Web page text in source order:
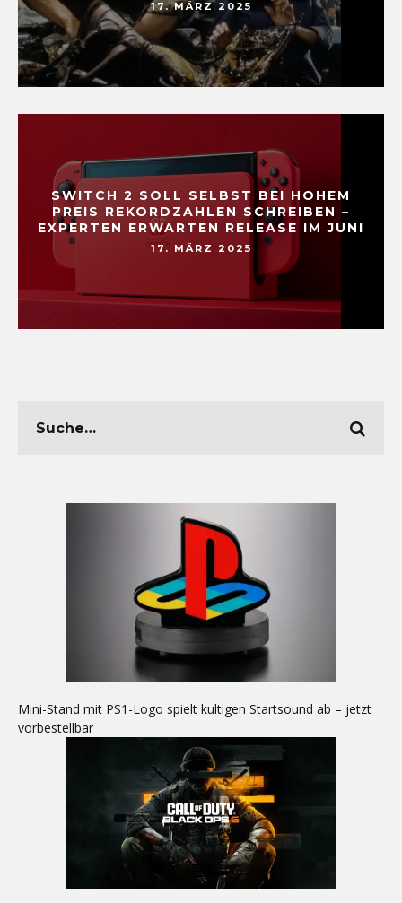
17. MÄRZ 2025
SWITCH 2 SOLL SELBST BEI HOHEM
PREIS REKORDZAHLEN SCHREIBEN –
EXPERTEN ERWARTEN RELEASE IM JUNI
17. MÄRZ 2025
Mini-Stand mit PS1-Logo spielt kultigen Startsound ab – jetzt
vorbestellbar